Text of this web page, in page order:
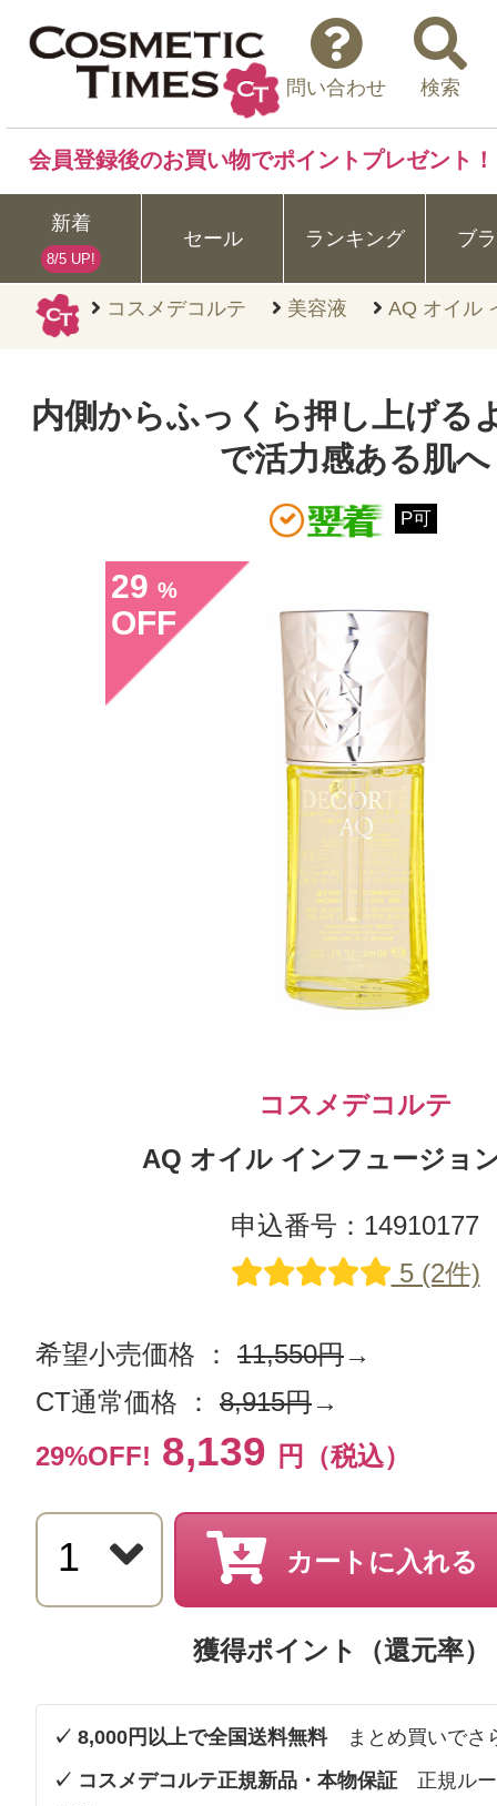
コスメデコルテ 美容液 AQ オイル
問い合わせ 検索
会員登録後のお買い物でポイントプレゼント！
新着
8/5 UP!
セール ランキング ブ
内側からふっくら押し上げる
で活力感ある肌へ
P可
29 %
OFF
コスメデコルテ
AQ オイル インフュージョ
申込番号：14910177
5 (2件)
希望小売価格 ： 11,550円→
CT通常価格 ： 8,915円→
29%OFF! 8,139 円（税込）
カートに入れる
獲得ポイント（還元率）
✓ 8,000円以上で全国送料無料まとめ買いでさ
✓ コスメデコルテ正規新品・本物保証 正規ルー